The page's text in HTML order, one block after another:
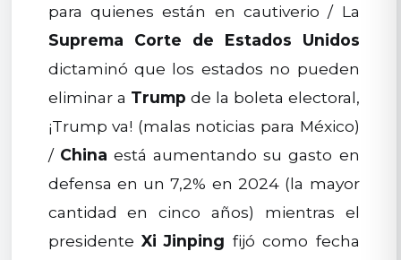
para quienes están en cautiverio / La
Suprema Corte de Estados Unidos
dictaminó que los estados no pueden
eliminar a Trump de la boleta electoral,
¡Trump va! (malas noticias para México)
/ China está aumentando su gasto en
defensa en un 7,2% en 2024 (la mayor
cantidad en cinco años) mientras el
presidente Xi Jinping fijó como fecha